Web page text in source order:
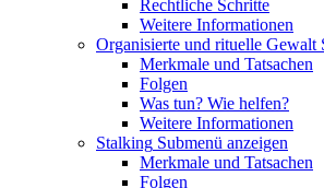
Rechtliche Schritte
Weitere Informationen
Organisierte und rituelle Gewalt
Merkmale und Tatsachen
Folgen
Was tun? Wie helfen?
Weitere Informationen
Stalking Submenü anzeigen
Merkmale und Tatsachen
Folgen